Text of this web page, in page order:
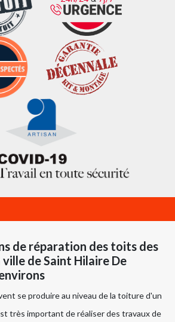
de réparation des toits des
ville de Saint Hilaire De
se produire au niveau de la toiture d'un
très important de réaliser des travaux de